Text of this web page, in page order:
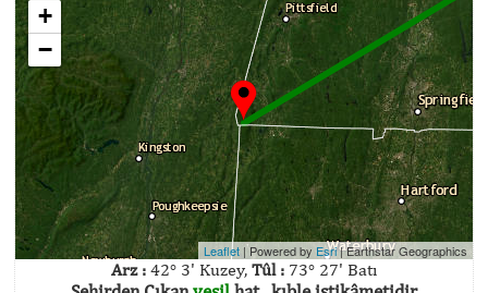
+
−
Leaflet | Powered by Esri|Earthstar Geographics
Arz : 42° 3' Kuzey, Tûl : 73° 27' Batı